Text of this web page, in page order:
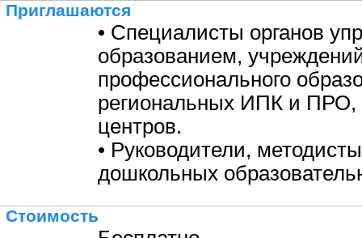
Приглашаются
• Специалисты органов
образованием,
профессионального
региональных ИПК и ПРО,
центров.
• Руководители,
дошкольных
Стоимость